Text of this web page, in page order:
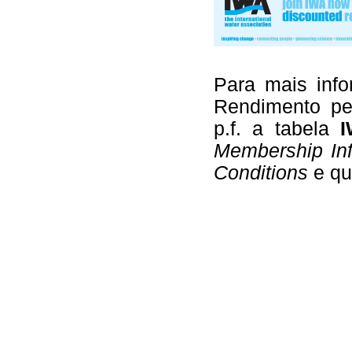
Para mais
Rendimento
p.f. a tabela
Membership
Conditions e